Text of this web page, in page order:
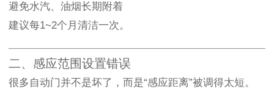
避免水汽、油烟长期附着
建议每1~2个月清洁一次。
二、感应范围设置错误
很多自动门并不是坏了，而是“感应距离”被调得太短。